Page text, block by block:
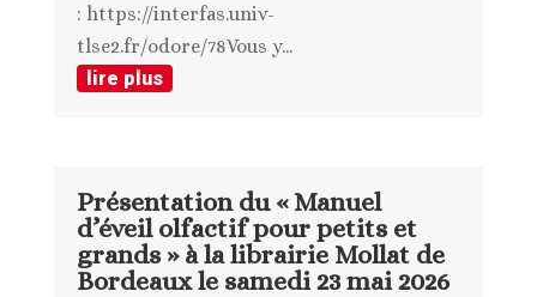
: https://interfas.univ-
tlse2.fr/odore/78Vous y...
lire plus
Présentation du « Manuel
d’éveil olfactif pour petits et
grands » à la librairie Mollat de
Bordeaux le samedi 23 mai 2026